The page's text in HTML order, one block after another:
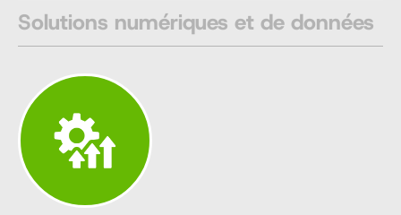
Solutions numériques et de données